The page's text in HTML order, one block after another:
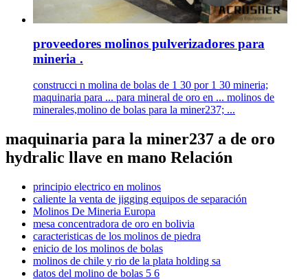
proveedores molinos pulverizadores para
mineria .
construcci n molina de bolas de 1 30 por 1 30 mineria;
maquinaria para ... para mineral de oro en ... molinos de
minerales,molino de bolas para la miner237; ...
maquinaria para la miner237 a de oro
hydralic llave en mano Relación
principio electrico en molinos
caliente la venta de jigging equipos de separación
Molinos De Mineria Europa
mesa concentradora de oro en bolivia
caracteristicas de los molinos de piedra
enicio de los molinos de bolas
molinos de chile y rio de la plata holding sa
datos del molino de bolas 5 6